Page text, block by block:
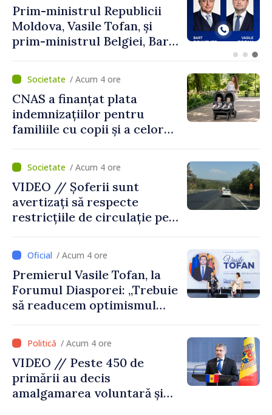
Perspectivele cooperării
moldo-turce, discutate de
Prim-ministrul Vasile Tofan
Uygar Mustafa Sertel
/ Acum 4 ore
CNAS a finanțat plata
indemnizațiilor pentru
familiile cu copii și a celor
temporară de muncă
/ Acum 4 ore
VIDEO // Șoferii sunt
avertizați să respecte
restricțiile de circulație pe
desfășoară lucrări de
reparație/ Acum 4 ore
Premierul Vasile Tofan, la
Forumul Diasporei: „Trebuie
să readucem optimismul
Republica Moldova merge în
direcția corectă”
/ Acum 4 ore
VIDEO // Peste 450 de
primării au decis
amalgamarea voluntară și